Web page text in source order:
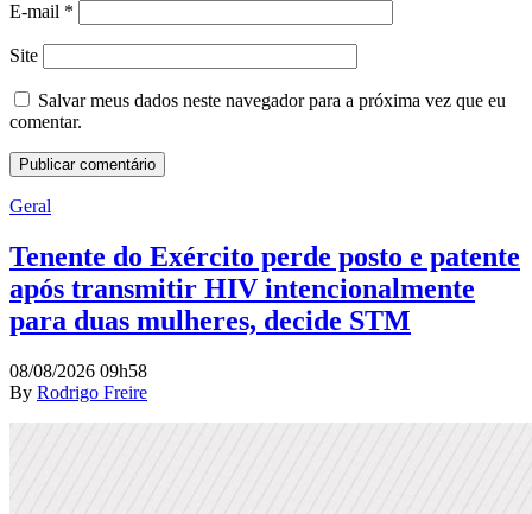
E-mail *
Site
Salvar meus dados neste navegador para a próxima vez que eu
comentar.
Geral
Tenente do Exército perde posto e patente
após transmitir HIV intencionalmente
para duas mulheres, decide STM
08/08/2026 09h58
By Rodrigo Freire